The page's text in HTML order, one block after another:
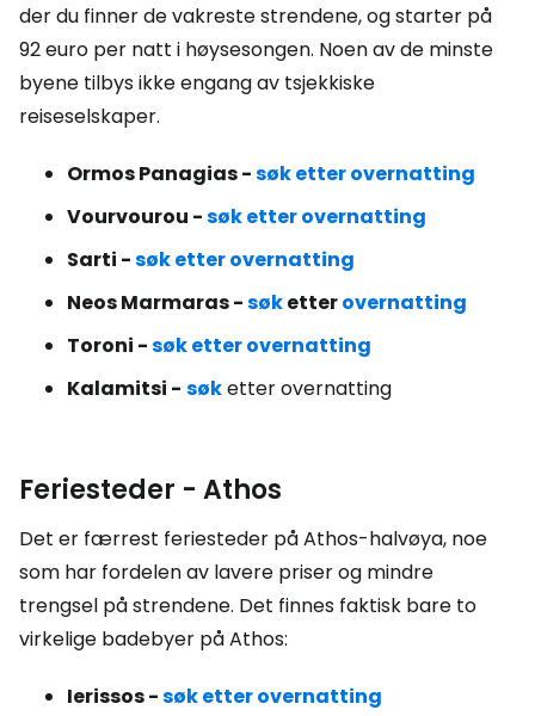
der du finner de vakreste strendene, og starter på
92 euro per natt i høysesongen. Noen av de minste
byene tilbys ikke engang av tsjekkiske
reiseselskaper.
Ormos Panagias -søk etter overnatting
Vourvourou -søk etter overnatting
Sarti -søk etter overnatting
Neos Marmaras -søketterovernatting
Toroni -søk etter overnatting
Kalamitsi - søketter overnatting
Feriesteder - Athos
Det er færrest feriesteder på Athos-halvøya, noe
som har fordelen av lavere priser og mindre
trengsel på strendene. Det finnes faktisk bare to
virkelige badebyer på Athos:
Ierissos -søk etter overnatting